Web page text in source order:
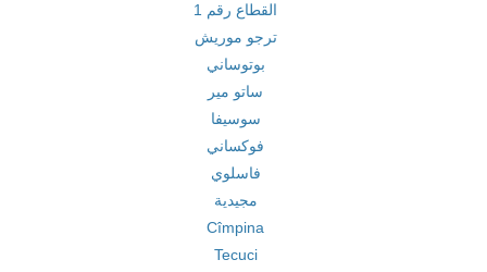
القطاع رقم 1
ترجو موريش
بوتوساني
ساتو مير
سوسيفا
فوكساني
فاسلوي
مجيدية
Cîmpina
Tecuci